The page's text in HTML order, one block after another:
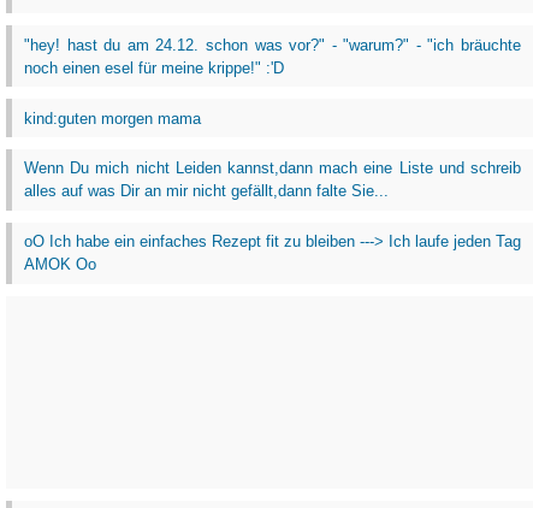
"hey! hast du am 24.12. schon was vor?" - "warum?" - "ich bräuchte
noch einen esel für meine krippe!" :'D
kind:guten morgen mama
Wenn Du mich nicht Leiden kannst,dann mach eine Liste und schreib
alles auf was Dir an mir nicht gefällt,dann falte Sie...
oO Ich habe ein einfaches Rezept fit zu bleiben ---> Ich laufe jeden Tag
AMOK Oo